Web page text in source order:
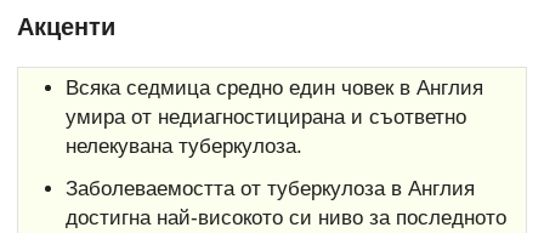
Акценти
Всяка седмица средно един човек в Англия
умира от недиагностицирана и съответно
нелекувана туберкулоза.
Заболеваемостта от туберкулоза в Англия
достигна най-високото си ниво за последното